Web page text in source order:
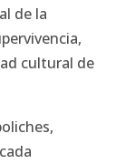
de la
cultural de